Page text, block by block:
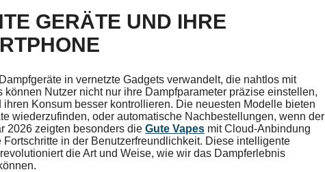
GERÄTE UND IHRE
in vernetzte Gadgets verwandelt, die nahtlos mit
Nutzer nicht nur ihre Dampfparameter präzise einstellen,
Konsum besser kontrollieren. Die neuesten Modelle bieten
wiederzufinden, oder automatische Nachbestellungen, wenn der
2026 zeigten besonders die Gute Vapes mit Cloud-Anbindung
in der Benutzerfreundlichkeit. Diese intelligente
die Art und Weise, wie wir das Dampferlebnis